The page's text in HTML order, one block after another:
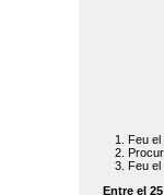
Feu
Feu
Entre el